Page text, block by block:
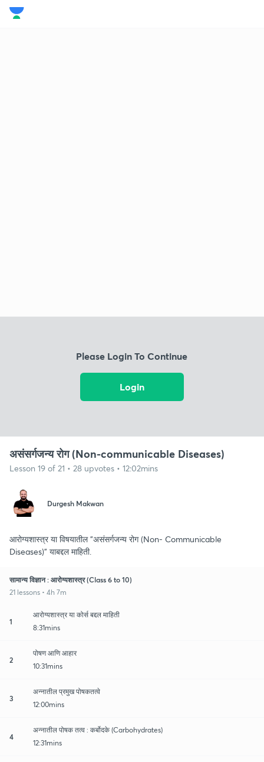
Please Login To Continue
Login
असंसर्गजन्य रोग (Non-communicable Diseases)
Lesson 19 of 21 • 28 upvotes • 12:02mins
Durgesh Makwan
आरोग्यशास्त्र या विषयातील "असंसर्गजन्य रोग (Non- Communicable
Diseases)" याबद्दल माहिती.
सामान्य विज्ञान : आरोग्यशास्त्र (Class 6 to 10)
21 lessons • 4h 7m
1
आरोग्यशास्त्र या कोर्स बद्दल माहिती
8:31mins
2
पोषण आणि आहार
10:31mins
3
अन्नातील प्रमुख पोषकतत्वे
12:00mins
4
अन्नातील पोषक तत्व : कर्बोदके (Carbohydrates)
12:31mins